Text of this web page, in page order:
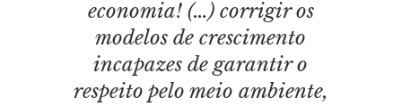
economia! (…) corrigir os
modelos de crescimento
incapazes de garantir o
respeito pelo meio ambiente,